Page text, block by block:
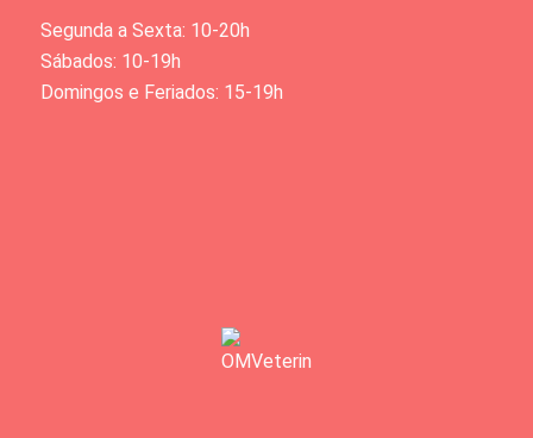
Segunda a Sexta: 10-20h
Sábados: 10-19h
Domingos e Feriados: 15-19h